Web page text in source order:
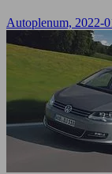
Autoplenum, 2022-